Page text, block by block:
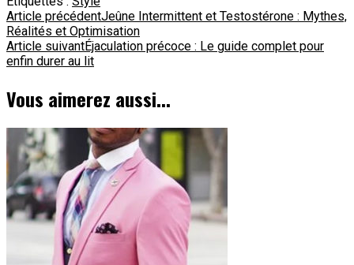
Navigation
d'article
Article précédentJeûne Intermittent et Testostérone : Mythes,
Réalités et Optimisation
Article suivantÉjaculation précoce : Le guide complet pour
enfin durer au lit
Vous aimerez aussi...